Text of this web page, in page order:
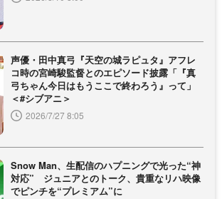
声優・田中真弓『天空の城ラピュタ』アフレ
コ時の宮崎駿監督とのエピソード披露「『真
弓ちゃん今日はもうここで終わろう』って」
＜#シブアニ＞
2026/7/27 8:05
Snow Man、生配信のハプニングで光った“神
対応” ジュニアとのトーク、貴重なリハ映像
でピンチを“プレミアム”に